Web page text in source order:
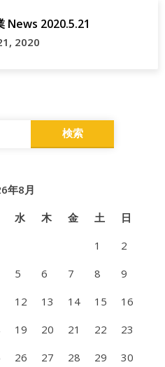
News 2020.5.21
2020
年8月
水 木 金 土
日
1
2
5 6 7 8
9
12 13 14 15
16
19 20 21 22
23
26 27 28 29
30